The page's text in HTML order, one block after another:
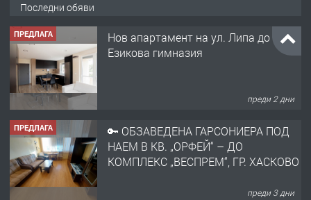
Последни обяви
ПРЕДЛАГА
Нов апартамент на ул. Липа до
Езикова гимназия
преди 2 дни
ПРЕДЛАГА
🔑 ОБЗАВЕДЕНА ГАРСОНИЕРА ПОД
НАЕМ В КВ. „ОРФЕЙ“ – ДО
КОМПЛЕКС „ВЕСПРЕМ“, ГР. ХАСКОВО
преди 3 дни